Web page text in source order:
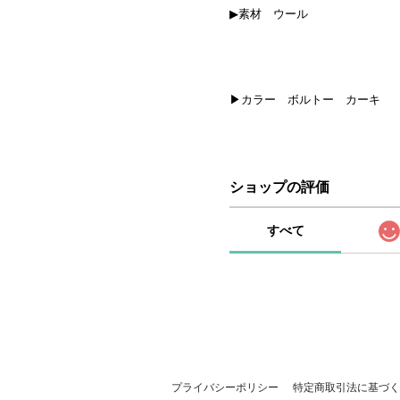
▶素材 ウール
▶カラー ボルトー カーキ
ショップの評価
すべて
プライバシーポリシー 特定商取引法に基づ